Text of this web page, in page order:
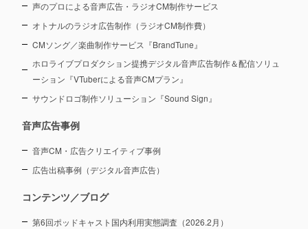
声のプロによる音声広告・ラジオCM制作サービス
オトナルのラジオ広告制作（ラジオCM制作費）
CMソング／楽曲制作サービス『BrandTune』
ホロライブプロダクション提携デジタル音声広告制作＆配信ソリュ
ーション 『VTuberによる音声CMプラン』
サウンドロゴ制作ソリューション『Sound Sign』
音声広告事例
音声CM・広告クリエイティブ事例
広告出稿事例（デジタル音声広告）
コンテンツ／ブログ
第6回ポッドキャスト国内利用実態調査（2026.2月）